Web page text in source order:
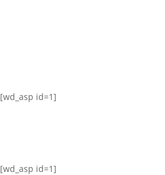
[wd_asp id=1]
[wd_asp id=1]